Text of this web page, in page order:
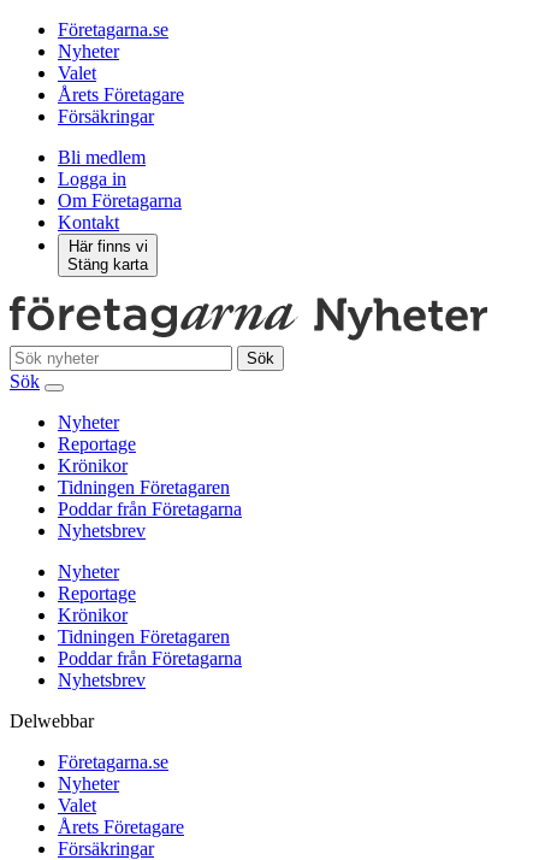
Företagarna.se
Nyheter
Valet
Årets Företagare
Försäkringar
Bli medlem
Logga in
Om Företagarna
Kontakt
Här finns vi
Stäng karta
Sök
Sök
Nyheter
Reportage
Krönikor
Tidningen Företagaren
Poddar från Företagarna
Nyhetsbrev
Nyheter
Reportage
Krönikor
Tidningen Företagaren
Poddar från Företagarna
Nyhetsbrev
Delwebbar
Företagarna.se
Nyheter
Valet
Årets Företagare
Försäkringar